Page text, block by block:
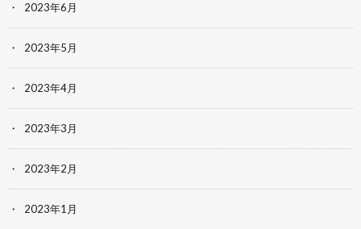
2023年6月
2023年5月
2023年4月
2023年3月
2023年2月
2023年1月